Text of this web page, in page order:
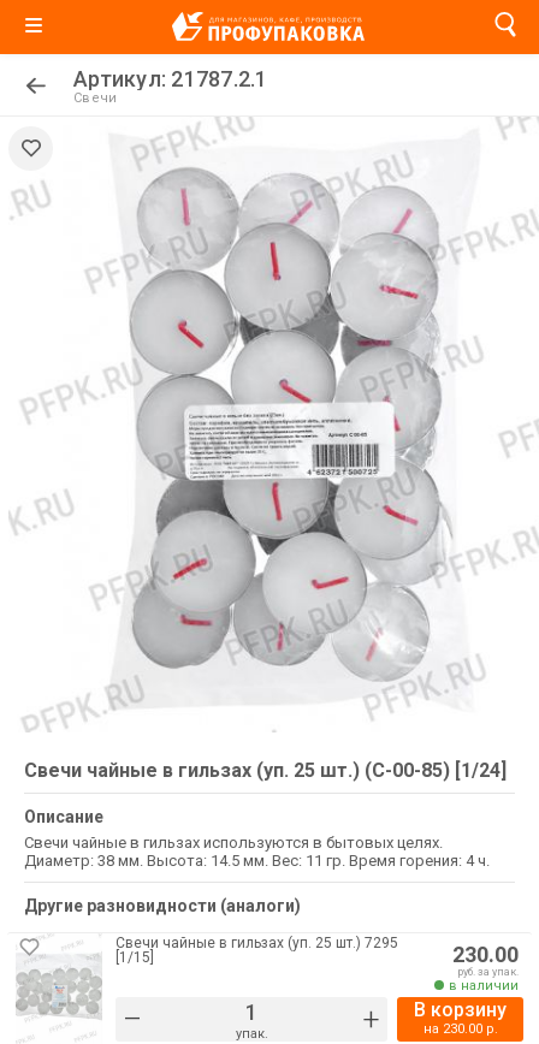
Артикул: 21787.2.1
Свечи
Свечи чайные в гильзах (уп. 25 шт.) (С-00-85) [1/24]
Описание
Свечи чайные в гильзах используются в бытовых целях.
Диаметр: 38 мм. Высота: 14.5 мм. Вес: 11 гр. Время горения: 4 ч.
Другие разновидности (аналоги)
Свечи чайные в гильзах (уп. 25 шт.) 7295
[1/15]
– упак. +
230.00
руб. за упак.
в наличии
В корзину
на 230.00р.